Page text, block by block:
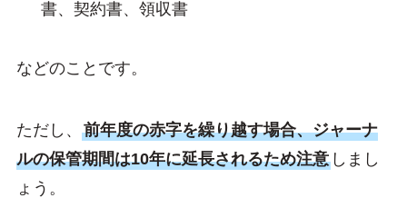
書、契約書、領収書
などのことです。
ただし、 前年度の赤字を繰り越す場合、ジャーナ
ルの保管期間は10年に延長されるため注意しまし
ょう。